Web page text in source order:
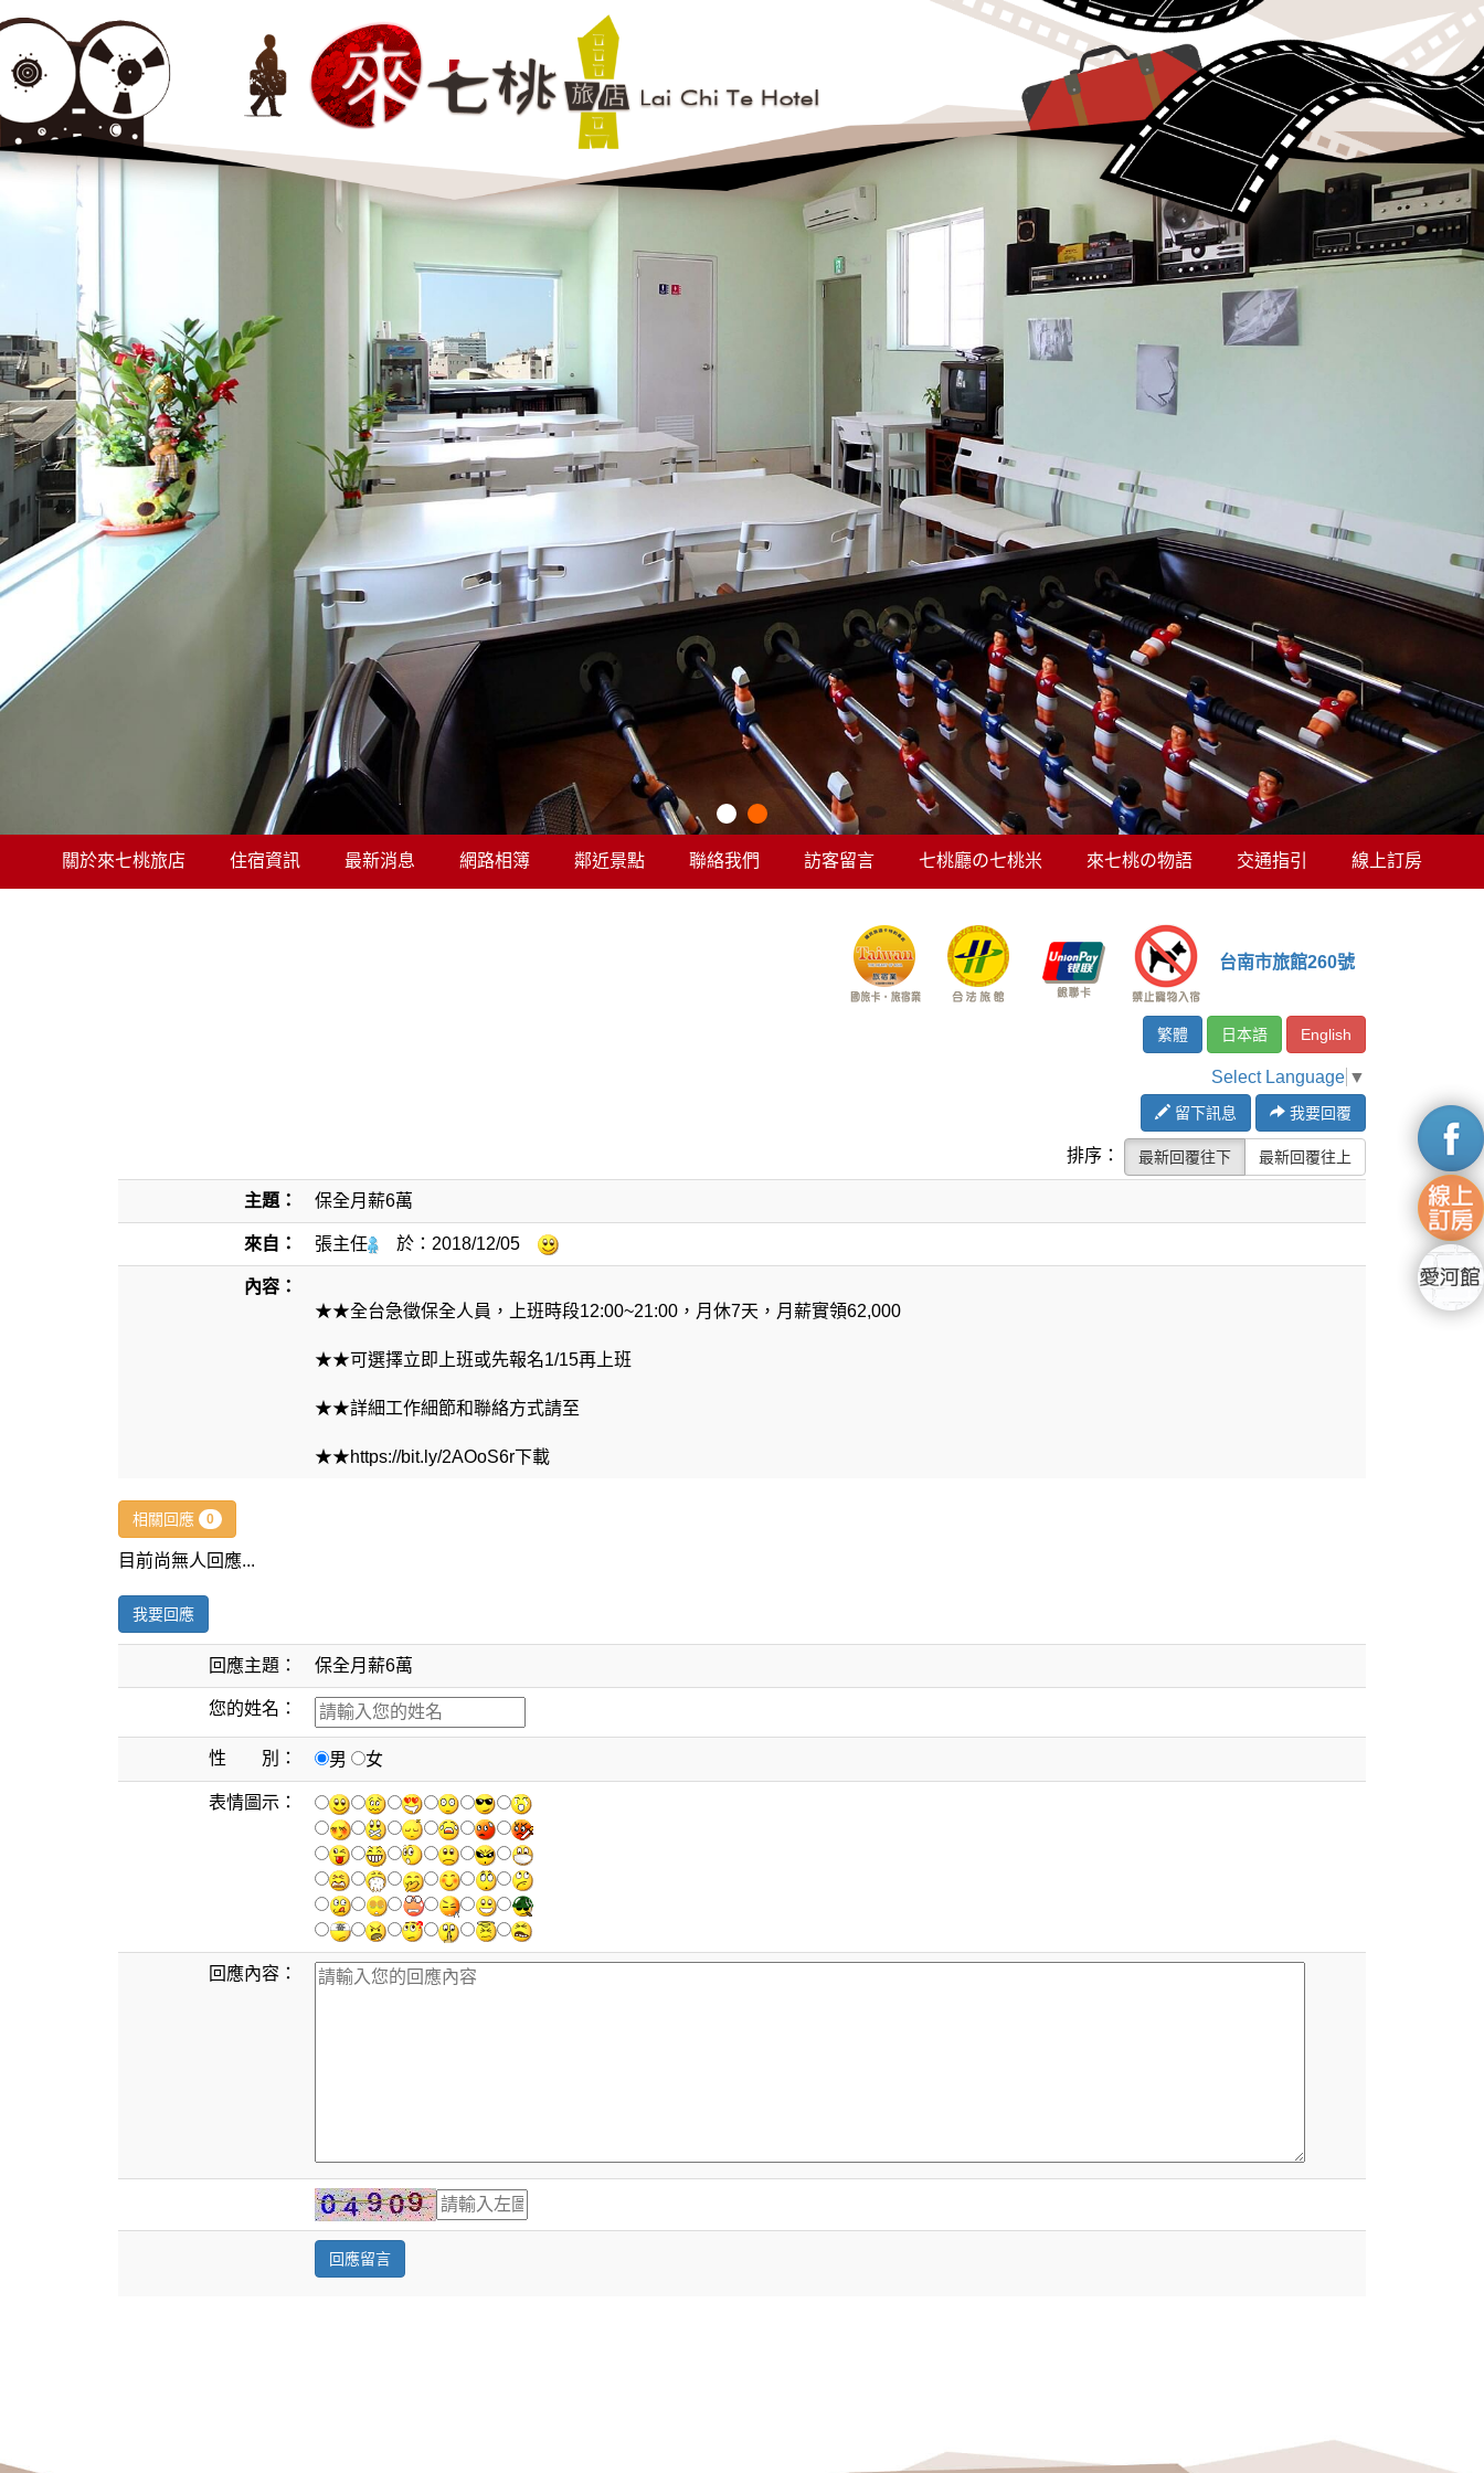
關於來七桃旅店 住宿資訊 最新消息 網路相簿 鄰近景點 聯絡我們 訪客留言 七桃廳の七桃米 來七桃の物語 交通指引 線上訂房
台南市旅館260號
繁體 日本語 English
Select Language ▼
留下訊息 我要回覆
排序： 最新回覆往下 最新回覆往上
主題： 保全月薪6萬
來自： 張主任 於： 2018/12/05
內容：
★★全台急徵保全人員，上班時段12:00~21:00，月休7天，月薪實領62,000
★★可選擇立即上班或先報名1/15再上班
★★詳細工作細節和聯絡方式請至
★★https://bit.ly/2AOoS6r下載
相關回應 0
目前尚無人回應...
我要回應
回應主題： 保全月薪6萬
您的姓名：
性 別： 男 女
表情圖示：
回應內容：